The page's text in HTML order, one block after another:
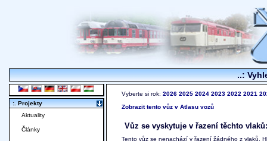
..:
Vyberte si rok: 2026 2025 2024 2023 2022 2021
Zobrazit tento vůz v Atlasu vozů
Vůz se vyskytuje v řazení těchto vlaků:
Tento vůz se nenachází v řazení žádného z vlaků.
:. Projekty
Aktuality
Články